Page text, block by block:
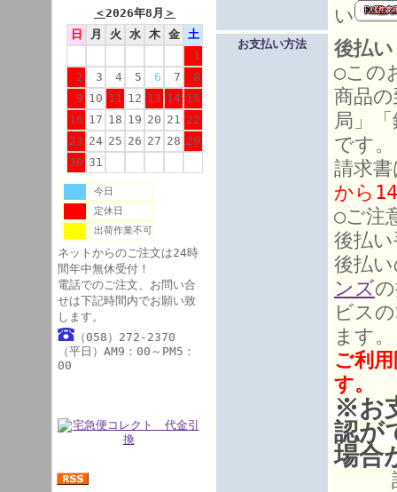
＜2026年8月 ＞
日
月 火 水 木 金
土
1
2
3 4 5 6 7
8
9 10 11 12 13 14 15
16 17 18 19 20 21 22
23 24 25 26 27 28 29
30 31
今日
定休日
出荷作業不可
ネットからのご注文は24時
間年中無休受付！
電話でのご注文、お問い合
せは下記時間内でお願い致
します。
（058）272-2370
（平日）AM9：00～PM5：
00
い
お支払い方法
後払
○この
商品
局」
です。
請求
から
○ご注
後払
後払
ンズ
ビス
ます。
ご利
す。
※お
認が
場合
詳細